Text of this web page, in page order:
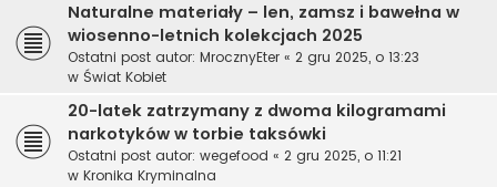
Naturalne materiały – len, zamsz i bawełna w
wiosenno-letnich kolekcjach 2025
Ostatni post autor: MrocznyEter « 2 gru 2025, o 13:23
w Świat Kobiet
20-latek zatrzymany z dwoma kilogramami
narkotyków w torbie taksówki
Ostatni post autor: wegefood « 2 gru 2025, o 11:21
w Kronika Kryminalna